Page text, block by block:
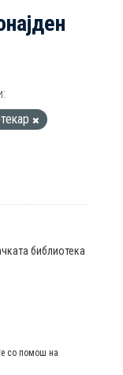
библиотека
со помош на